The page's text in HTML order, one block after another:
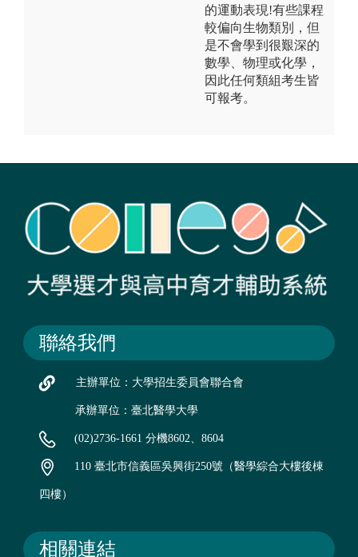
的運動表現!有些課程
較偏向生物類別，但
是不會學到很艱深的
數學、物理或化學，
因此任何類組考生皆
可報考。
聯絡我們
主辦單位：大學招生委員會聯合會
承辦單位：臺北醫學大學
(02)2736-1661 分機8602、8604
110 臺北市信義區吳興街250號（醫學綜合大樓後棟
四樓）
相關連結